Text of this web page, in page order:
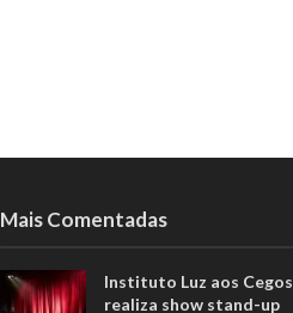
Mais Comentadas
Instituto Luz aos Cegos
realiza show stand-up